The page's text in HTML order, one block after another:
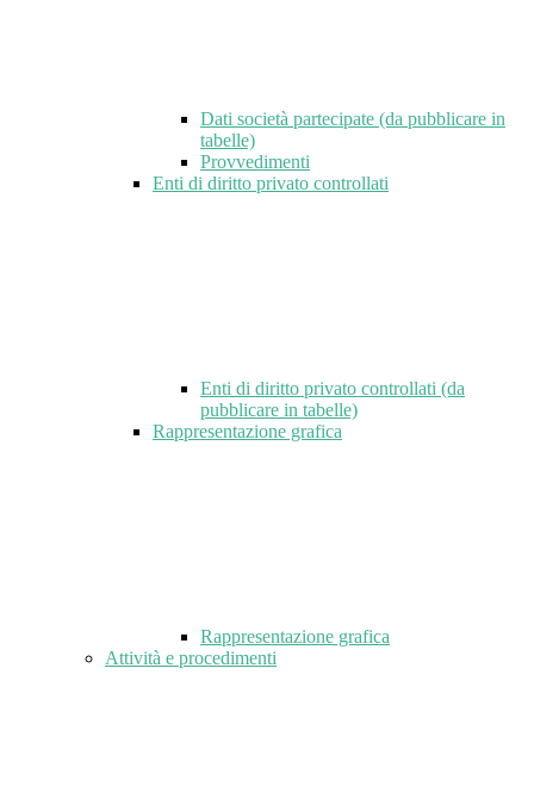
Dati società partecipate (da pubblicare in
tabelle)
Provvedimenti
Enti di diritto privato controllati
Enti di diritto privato controllati (da
pubblicare in tabelle)
Rappresentazione grafica
Rappresentazione grafica
Attività e procedimenti